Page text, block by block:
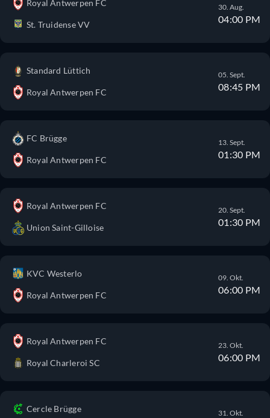
Royal Antwerpen FC
St. Truidense VV
30. Aug.
04:00 PM
Standard Lüttich
Royal Antwerpen FC
05. Sept.
08:45 PM
FC Brügge
Royal Antwerpen FC
13. Sept.
01:30 PM
Royal Antwerpen FC
Union Saint-Gilloise
20. Sept.
01:30 PM
KVC Westerlo
Royal Antwerpen FC
09. Okt.
06:00 PM
Royal Antwerpen FC
Royal Charleroi SC
23. Okt.
06:00 PM
Cercle Brügge 31. Okt.